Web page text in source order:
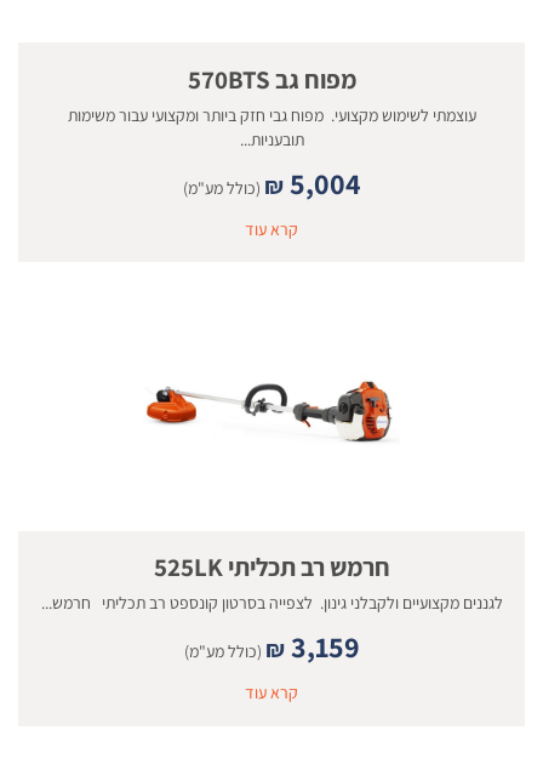
מפוח גב 570BTS
עוצמתי לשימוש מקצועי. מפוח גבי חזק ביותר ומקצועי עבור משימות
תובעניות...
₪ 5,004
(כולל מע"מ)
קרא עוד
חרמש רב תכליתי 525LK
לגננים מקצועיים ולקבלני גינון. לצפייה בסרטון קונספט רב תכליתי חרמש...
₪ 3,159
(כולל מע"מ)
קרא עוד